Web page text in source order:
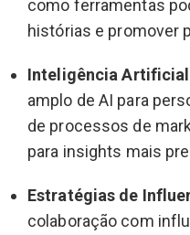
como ferramentas
histórias e promover
Inteligência
amplo de AI para
de processos de
para insights mais
Estratégias de
colaboração com